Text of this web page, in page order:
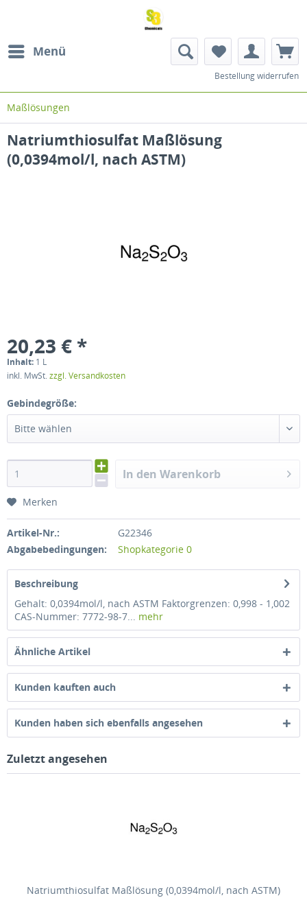
Menü
Bestellung widerrufen
Maßlösungen
Natriumthiosulfat Maßlösung
(0,0394mol/l, nach ASTM)
20,23 € *
Inhalt: 1 L
inkl. MwSt.zzgl. Versandkosten
Gebindegröße:
Bitte wählen
In den Warenkorb
Merken
Artikel-Nr.:
G22346
Abgabebedingungen:
Shopkategorie 0
Beschreibung
Gehalt: 0,0394mol/l, nach ASTM Faktorgrenzen: 0,998 - 1,002
CAS-Nummer: 7772-98-7... mehr
Ähnliche Artikel
Kunden kauften auch
Kunden haben sich ebenfalls angesehen
Zuletzt angesehen
Natriumthiosulfat Maßlösung (0,0394mol/l, nach ASTM)